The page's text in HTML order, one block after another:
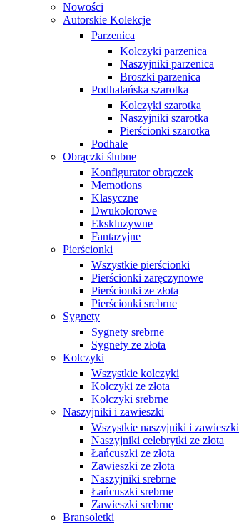
Nowości
Autorskie Kolekcje
Parzenica
Kolczyki parzenica
Naszyjniki parzenica
Broszki parzenica
Podhalańska szarotka
Kolczyki szarotka
Naszyjniki szarotka
Pierścionki szarotka
Podhale
Obrączki ślubne
Konfigurator obrączek
Memotions
Klasyczne
Dwukolorowe
Ekskluzywne
Fantazyjne
Pierścionki
Wszystkie pierścionki
Pierścionki zaręczynowe
Pierścionki ze złota
Pierścionki srebrne
Sygnety
Sygnety srebrne
Sygnety ze złota
Kolczyki
Wszystkie kolczyki
Kolczyki ze złota
Kolczyki srebrne
Naszyjniki i zawieszki
Wszystkie naszyjniki i zawieszki
Naszyjniki celebrytki ze złota
Łańcuszki ze złota
Zawieszki ze złota
Naszyjniki srebrne
Łańcuszki srebrne
Zawieszki srebrne
Bransoletki